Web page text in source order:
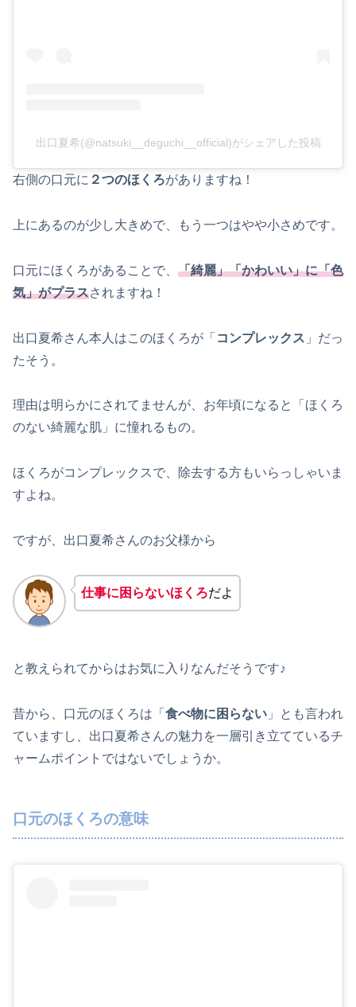
出口夏希(@natsuki__deguchi__official)がシェアした投稿
右側の口元に ２つのほくろがありますね！
上にあるのが少し大きめで、もう一つはやや小さめです。
口元にほくろがあることで、 「綺麗」「かわいい」に「色
気」がプラスされますね！
出口夏希さん本人はこのほくろが「 コンプレックス 」だっ
たそう。
理由は明らかにされてませんが、お年頃になると「ほくろ
のない綺麗な肌」に憧れるもの。
ほくろがコンプレックスで、除去する方もいらっしゃいま
すよね。
ですが、出口夏希さんのお父様から
仕事に困らないほくろだよ
と教えられてからはお気に入りなんだそうです♪
昔から、口元のほくろは「 食べ物に困らない 」とも言われ
ていますし、出口夏希さんの魅力を一層引き立てているチ
ャームポイントではないでしょうか。
口元のほくろの意味